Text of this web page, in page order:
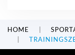
HOME